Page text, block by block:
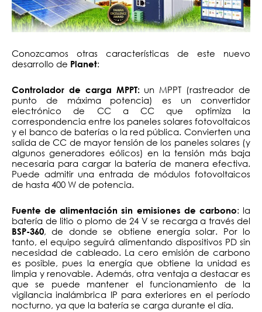
Conozcamos otras características de este nuevo
desarrollo de Planet:
Controlador de carga MPPT: un MPPT (rastreador de
punto de máxima potencia) es un convertidor
electrónico de CC a CC que optimiza la
correspondencia entre los paneles solares fotovoltaicos
y el banco de baterías o la red pública. Convierten una
salida de CC de mayor tensión de los paneles solares (y
algunos generadores eólicos) en la tensión más baja
necesaria para cargar la batería de manera efectiva.
Puede admitir una entrada de módulos fotovoltaicos
de hasta 400 W de potencia.
Fuente de alimentación sin emisiones de carbono: la
batería de litio o plomo de 24 V se recarga a través del
BSP-360, de donde se obtiene energía solar. Por lo
tanto, el equipo seguirá alimentando dispositivos PD sin
necesidad de cableado. La cero emisión de carbono
es posible, pues la energía que obtiene la unidad es
limpia y renovable. Además, otra ventaja a destacar es
que se puede mantener el funcionamiento de la
vigilancia inalámbrica IP para exteriores en el período
nocturno, ya que la batería se carga durante el día.